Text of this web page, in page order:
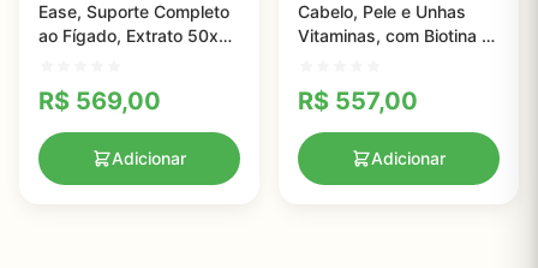
Ease, Suporte Completo
ao Fígado, Extrato 50x
R$ 569,00
Adicionar
Cabelo, Pele e Unhas
Vitaminas, com Biotina e
Coco, Horbaach, 300
Cápsulas
R$ 557,00
Adicionar